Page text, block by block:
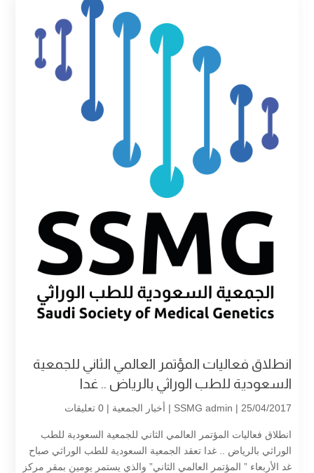
انطلاق فعاليات المؤتمر العالمي الثاني للجمعية
السعودية للطب الوراثي بالرياض .. غدا
SSMG admin | 25/04/2017 | أخبار الجمعية | 0 تعليقات
انطلاق فعاليات المؤتمر العالمي الثاني للجمعية السعودية للطب
الوراثي بالرياض .. غدا تعقد الجمعية السعودية للطب الوراثي صباح
غد الأربعاء ” المؤتمر العالمي الثاني” والذي يستمر يومين بمقر مركز